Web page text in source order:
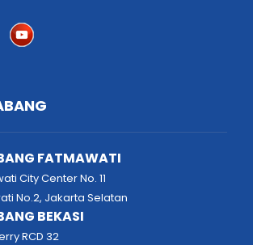
FATMAWATI
City Center No. 11
No.2, Jakarta Selatan
BEKASI
RCD 32